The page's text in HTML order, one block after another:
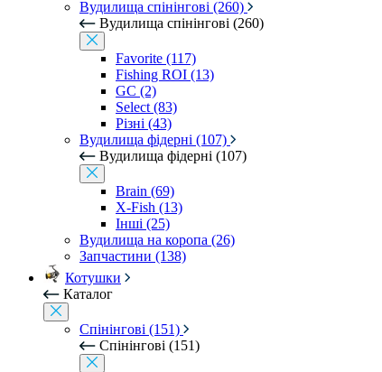
Вудилища спінінгові (260)
Вудилища спінінгові (260)
Favorite (117)
Fishing ROI (13)
GC (2)
Select (83)
Різні (43)
Вудилища фідерні (107)
Вудилища фідерні (107)
Brain (69)
X-Fish (13)
Інші (25)
Вудилища на коропа (26)
Запчастини (138)
Котушки
Каталог
Спінінгові (151)
Спінінгові (151)